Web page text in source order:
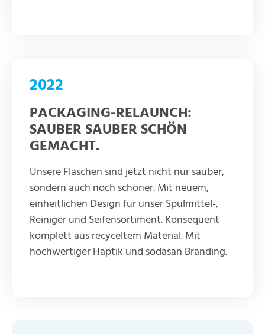
2022
PACKAGING-RELAUNCH:
SAUBER SAUBER SCHÖN
GEMACHT.
Unsere Flaschen sind jetzt nicht nur sauber,
sondern auch noch schöner. Mit neuem,
einheitlichen Design für unser Spülmittel-,
Reiniger und Seifensortiment. Konsequent
komplett aus recyceltem Material. Mit
hochwertiger Haptik und sodasan Branding.